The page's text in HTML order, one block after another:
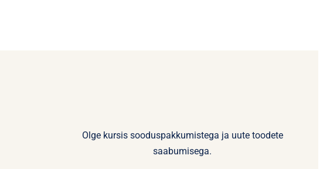
Olge kursis sooduspakkumistega ja uute toodete
saabumisega.